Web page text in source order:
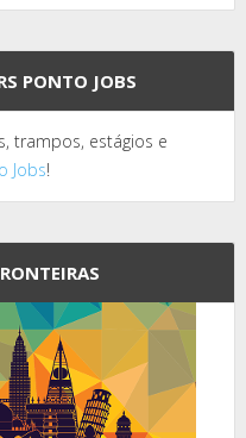
PONTO JOBS
trampos, estágios e
Jobs!